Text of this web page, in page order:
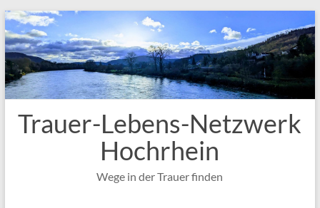
Zum
Inhalt
springen
Trauer-Lebens-Netzwerk
Hochrhein
Wege in der Trauer finden